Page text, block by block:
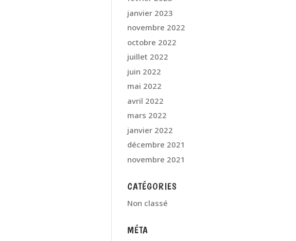
janvier 2023
novembre 2022
octobre 2022
juillet 2022
juin 2022
mai 2022
avril 2022
mars 2022
janvier 2022
décembre 2021
novembre 2021
CATÉGORIES
Non classé
MÉTA